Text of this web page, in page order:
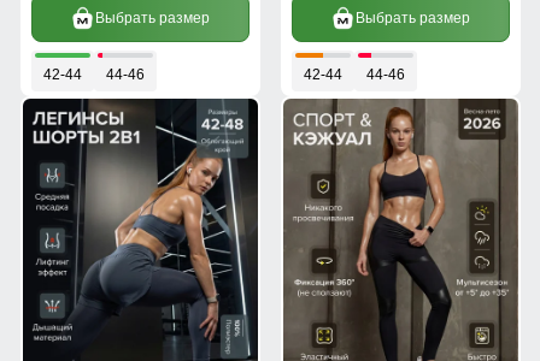
Выбрать размер
42-44 44-46
Выбрать размер
42-44 44-46